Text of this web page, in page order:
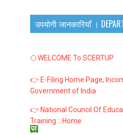
उपयोगी जानकारियाँ ।
🌕 WELCOME To SCERTUP
👉 E-Filing Home Page,
Government of India
👉 National Council Of
Training :: Home